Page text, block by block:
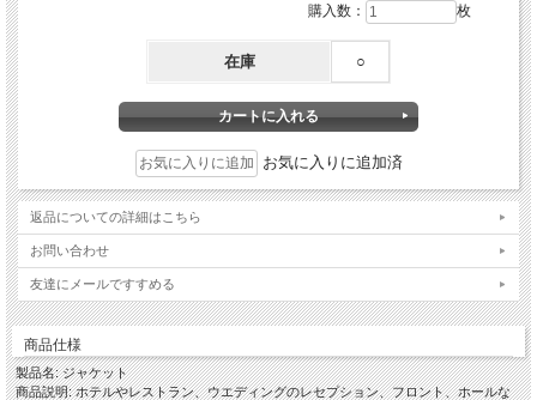
購入数： 枚
在庫 ○
お気に入りに追加済
返品についての詳細はこちら
お問い合わせ
友達にメールですすめる
商品仕様
製品名: ジャケット
商品説明: ホテルやレストラン、ウエディングのレセプション、フロント、ホールな